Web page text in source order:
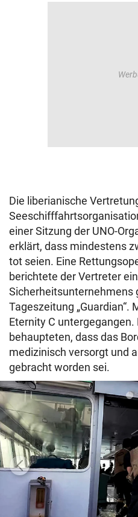
Die liberianische
einer Sitzung der UNO-
erklärt, dass mindestens
tot seien. Eine
berichtete der Vertreter
Sicherheitsunternehmens
Tageszeitung „Guardian“.
Eternity C
behaupteten, dass das
medizinisch versorgt und
gebracht worden sei.